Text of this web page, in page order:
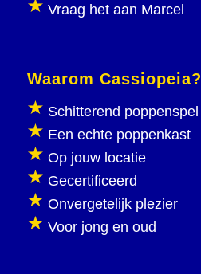
Vraag het aan Marcel
Waarom Cassiopeia?
Schitterend poppenspel
Een echte poppenkast
Op jouw locatie
Gecertificeerd
Onvergetelijk plezier
Voor jong en oud